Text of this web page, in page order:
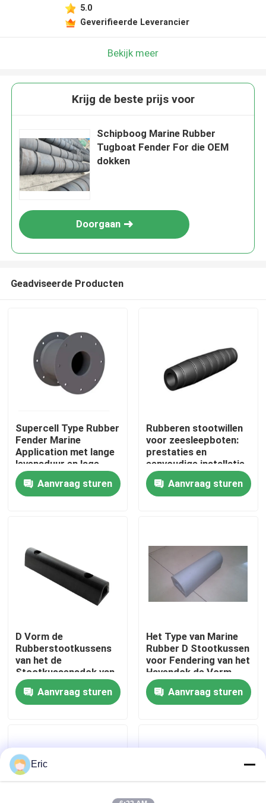
Thuis
Producten
Fabrieksreis
Kwaliteitscontrole
Contacteer ons
Vraag een offerte aan
mariene deuren
5.0
Geverifieerde Leverancier
Bekijk meer
Krijg de beste prijs voor
Schipboog Marine Rubber
Tugboat Fender For die OEM
dokken
Doorgaan
Geadviseerde Producten
Supercell Type Rubber
Fender Marine
Application met lange
levensduur en lage
kantelcompressie
voor Port Fendering
Aanvraag sturen
Rubberen stootwillen
voor zeesleepboten:
prestaties en
eenvoudige installatie
met opties voor
ketting- en
singelbandbevestiging
Aanvraag sturen
D Vorm de
Rubberstootkussens
van het de
Stootkussensdok van
Marine Fender Marine
Tugboat/van de Boot
Aanvraag sturen
Het Type van Marine
Rubber D Stootkussen
voor Fendering van het
Havendok de Vorm
Rubberstootkussen
van DAanvraag sturen
Eric